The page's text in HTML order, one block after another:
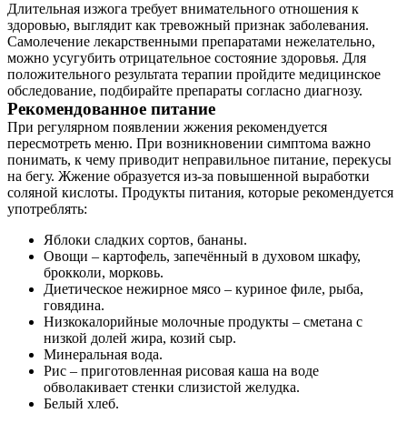
Длительная изжога требует внимательного отношения к
здоровью, выглядит как тревожный признак заболевания.
Самолечение лекарственными препаратами нежелательно,
можно усугубить отрицательное состояние здоровья. Для
положительного результата терапии пройдите медицинское
обследование, подбирайте препараты согласно диагнозу.
Рекомендованное питание
При регулярном появлении жжения рекомендуется
пересмотреть меню. При возникновении симптома важно
понимать, к чему приводит неправильное питание, перекусы
на бегу. Жжение образуется из-за повышенной выработки
соляной кислоты. Продукты питания, которые рекомендуется
употреблять:
Яблоки сладких сортов, бананы.
Овощи – картофель, запечённый в духовом шкафу,
брокколи, морковь.
Диетическое нежирное мясо – куриное филе, рыба,
говядина.
Низкокалорийные молочные продукты – сметана с
низкой долей жира, козий сыр.
Минеральная вода.
Рис – приготовленная рисовая каша на воде
обволакивает стенки слизистой желудка.
Белый хлеб.